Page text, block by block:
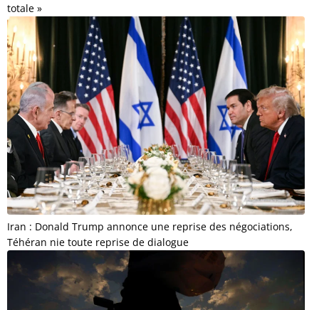
totale »
Iran : Donald Trump annonce une reprise des négociations,
Téhéran nie toute reprise de dialogue